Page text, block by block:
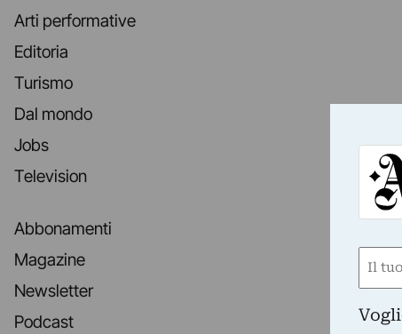
Arti performative
Editoria
Turismo
Dal mondo
Jobs
Television
Abbonamenti
Magazine
Newsletter
Podcast
Nome